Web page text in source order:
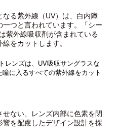
る紫外線（UV）は、白内障
つと言われています。「シー
紫外線吸収剤が含まれている
をカットします。
レンズは、UV吸収サングラスな
に入るすべての紫外線をカット
ない、レンズ内部に色素を閉
響を配慮したデザイン設計を採